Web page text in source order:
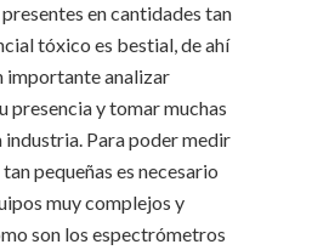
en cantidades tan
tóxico es bestial, de ahí
importante analizar
presencia y tomar muchas
industria. Para poder medir
pequeñas es necesario
muy complejos y
son los espectrómetros